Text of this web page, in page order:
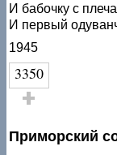
И бабочку с
И первый
1945
3350
Приморский